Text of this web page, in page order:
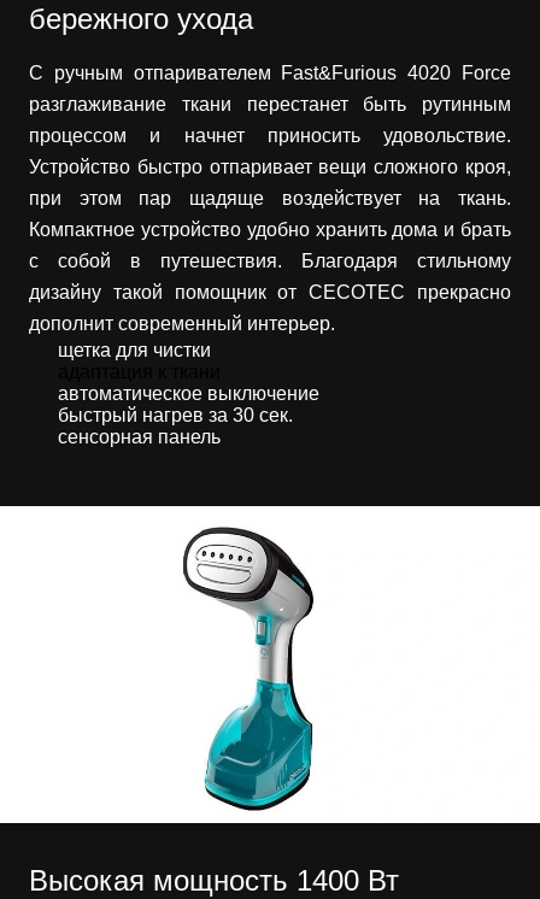
бережного ухода
С ручным отпаривателем Fast&Furious 4020 Force
разглаживание ткани перестанет быть рутинным
процессом и начнет приносить удовольствие.
Устройство быстро отпаривает вещи сложного кроя,
при этом пар щадяще воздействует на ткань.
Компактное устройство удобно хранить дома и брать
с собой в путешествия. Благодаря стильному
дизайну такой помощник от CECOTEC прекрасно
дополнит современный интерьер.
щетка для чистки
автоматическое выключение
быстрый нагрев за 30 сек.
сенсорная панель
Высокая мощность 1400 Вт